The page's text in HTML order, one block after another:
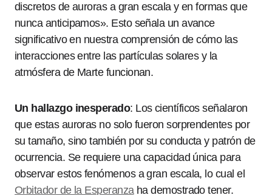
discretos de auroras a gran escala y en formas que
nunca anticipamos». Esto señala un avance
significativo en nuestra comprensión de cómo las
interacciones entre las partículas solares y la
atmósfera de Marte funcionan.
Un hallazgo inesperado: Los científicos señalaron
que estas auroras no solo fueron sorprendentes por
su tamaño, sino también por su conducta y patrón de
ocurrencia. Se requiere una capacidad única para
observar estos fenómenos a gran escala, lo cual el
Orbitador de la Esperanzaha demostrado tener.